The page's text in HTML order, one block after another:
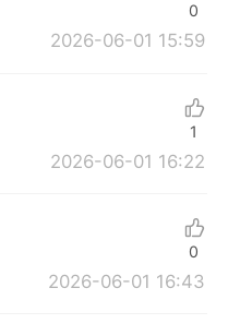
2026-06-01 15:59
0
2026-06-01 16:22
1
2026-06-01 16:43
0